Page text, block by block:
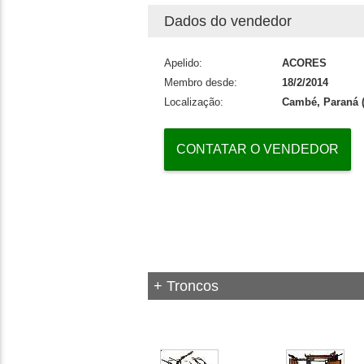
Dados do vendedor
Apelido:
ACORES
Membro desde:
18/2/2014
Localização:
Cambé, Paraná
CONTATAR O VENDEDOR
+ Troncos